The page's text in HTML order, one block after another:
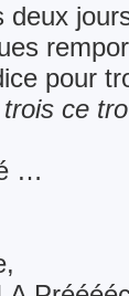
jours
pour
trois ce
…